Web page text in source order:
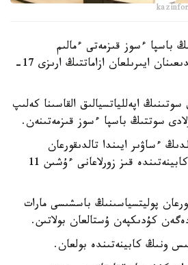
باسپا ءسوز قىزمەتى ءمالىم
ەتكەندەي، باس بوستاندىعىنان ايىرىلعان ازاماتتىڭ ارىزى 17-
اپەللياتسيالىق القاسىنا كەلىپ
سوتتىڭ باسپا ءسوز قىزمەتىنەن.
ءساۋىر ايىندا تالدىقورعان
پوليتسياسىنىڭ باستىعى كابينەتىندە قىز زورلاعانى ءۇشىن 11
پوليتسياسىنىڭ باسشىسى مارات
كۇدىكپەن ۇستالعان بولاتىن.
ونىڭ كابينەتىندە بولعان.